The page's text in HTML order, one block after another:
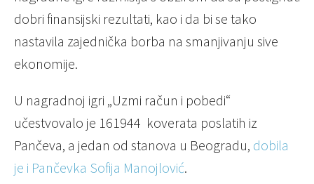
dobri finansijski rezultati, kao i da bi se tako
nastavila zajednička borba na smanjivanju sive
ekonomije.
U nagradnoj igri „Uzmi račun i pobedi“
učestvovalo je 161944 koverata poslatih iz
Pančeva, a jedan od stanova u Beogradu, dobila
je i Pančevka Sofija Manojlović.